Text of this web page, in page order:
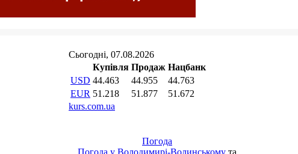
Погода